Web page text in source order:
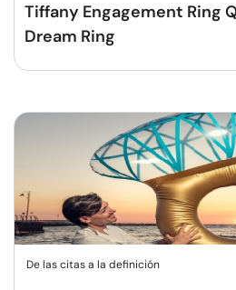
Tiffany Engagement Ring
Dream Ring
De las citas a la definición